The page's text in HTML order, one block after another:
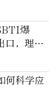
爆
口，理性
何科学应